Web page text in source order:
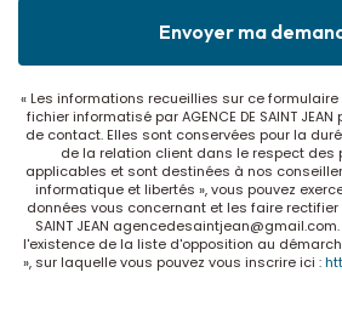
Valeur
consommation
énergie primaire
206
Valeur
206
Envoyer ma
« Les informations recueillies sur ce
fichier informatisé par AGENCE DE SAINT
de contact. Elles sont conservées pour la
de la relation client dans le respect des
applicables et sont destinées à nos
informatique et libertés », vous pouvez
données vous concernant et les faire rectifier
SAINT JEAN
l'existence de la liste d'opposition au
», sur laquelle vous pouvez vous inscrire ici :